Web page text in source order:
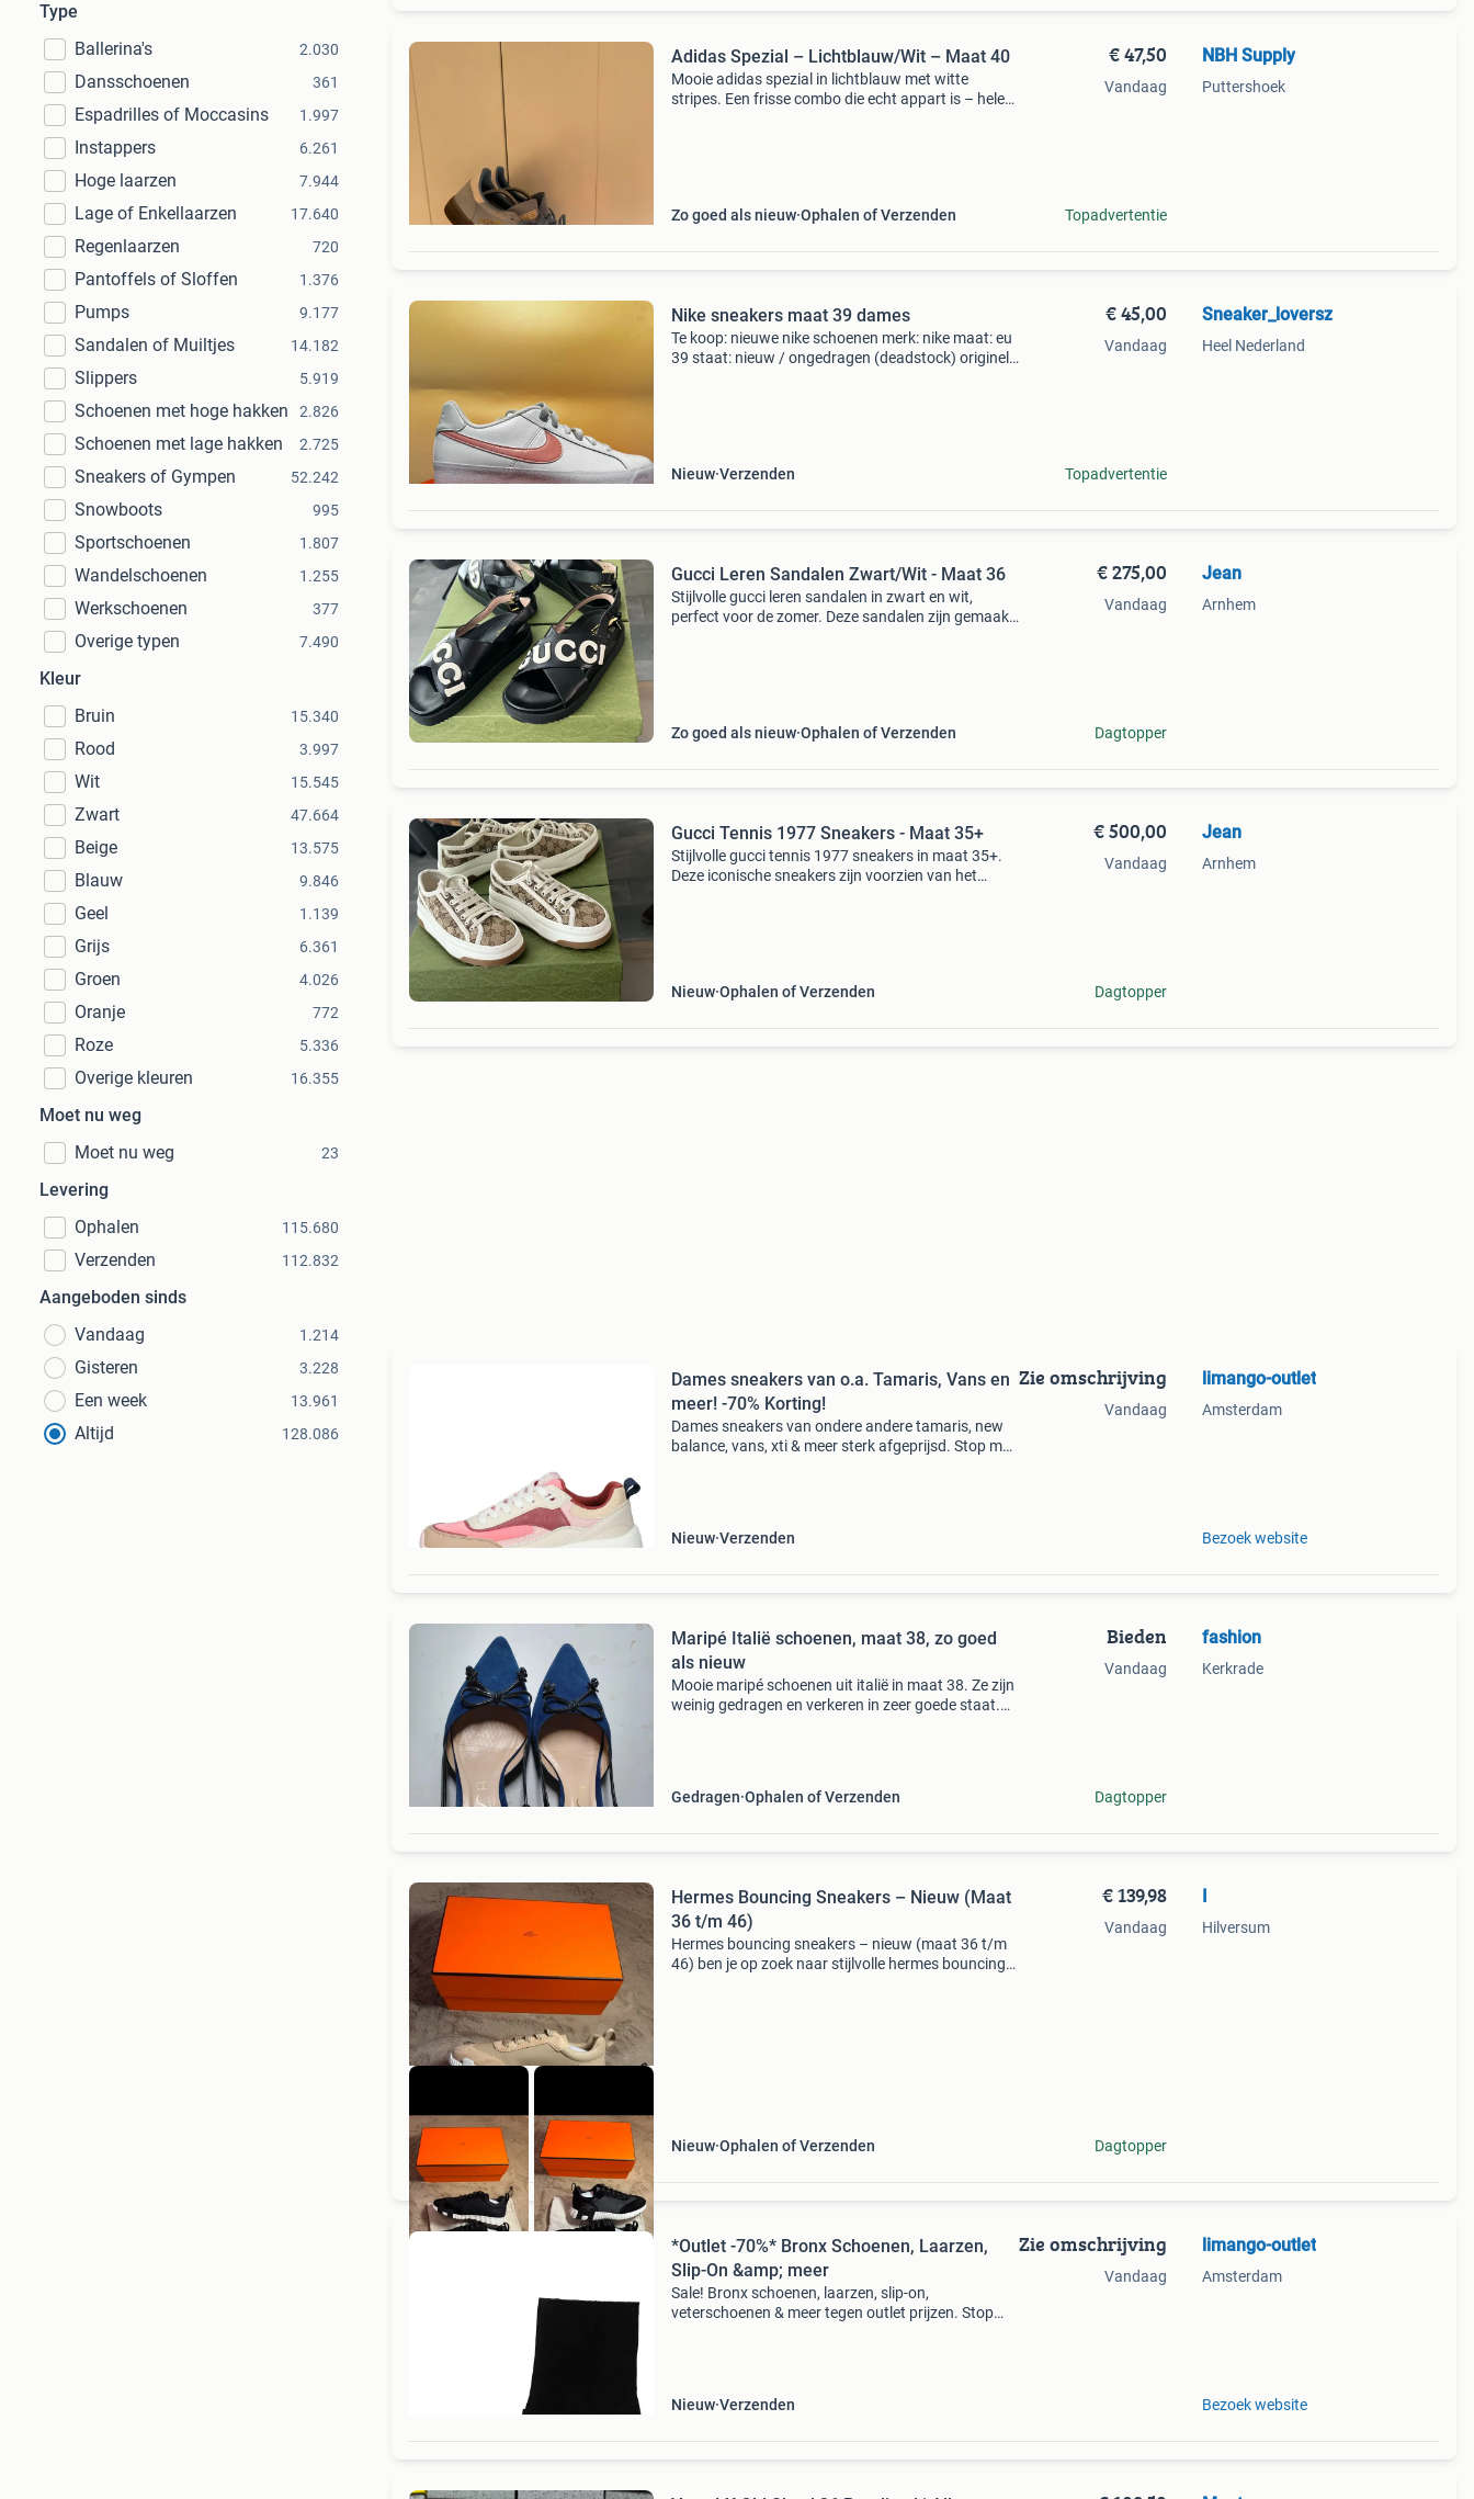
Type
Ballerina's
2.030
Dansschoenen 361
Espadrilles of Moccasins 1.997
Instappers 6.261
Hoge laarzen 7.944
Lage of Enkellaarzen 17.640
Regenlaarzen 720
Pantoffels of Sloffen 1.376
Pumps 9.177
Sandalen of Muiltjes 14.182
Slippers 5.919
Schoenen met hoge hakken 2.826
Schoenen met lage hakken 2.725
Sneakers of Gympen 52.242
Snowboots 995
Sportschoenen 1.807
Wandelschoenen 1.255
Werkschoenen 377
Overige typen 7.490
Kleur
Bruin
15.340
Rood 3.997
Wit 15.545
Zwart 47.664
Beige 13.575
Blauw 9.846
Geel 1.139
Grijs 6.361
Groen 4.026
Oranje 772
Roze 5.336
Overige kleuren 16.355
Moet nu weg
Moet nu weg
23
Levering
Ophalen
115.680
Verzenden 112.832
Aangeboden sinds
Vandaag
1.214
Gisteren 3.228
Een week 13.961
Altijd 128.086
Adidas Spezial – Lichtblauw/Wit – Maat 40
Mooie adidas spezial in lichtblauw met witte
stripes. Een frisse combo die echt appart is – hele
Zo goed als nieuw Ophalen of Verzenden
€ 47,50
Vandaag
Topadvertentie
NBH Supply
Puttershoek
Nike sneakers maat 39 dames
Te koop: nieuwe nike schoenen merk: nike maat: eu
39 staat: nieuw / ongedragen (deadstock) originele
Nieuw Verzenden
€ 45,00
Vandaag
Topadvertentie
Sneaker_loversz
Heel Nederland
Gucci Leren Sandalen Zwart/Wit - Maat 36
Stijlvolle gucci leren sandalen in zwart en wit,
perfect voor de zomer. Deze sandalen zijn gemaakt
Zo goed als nieuw Ophalen of Verzenden
€ 275,00
Vandaag
Dagtopper
Jean
Arnhem
Gucci Tennis 1977 Sneakers - Maat 35+
Stijlvolle gucci tennis 1977 sneakers in maat 35+.
Deze iconische sneakers zijn voorzien van het
Nieuw Ophalen of Verzenden
€ 500,00
Vandaag
Dagtopper
Jean
Arnhem
Dames sneakers van o.a. Tamaris, Vans en
meer! -70% Korting!
Dames sneakers van ondere andere tamaris, new
balance, vans, xti & meer sterk afgeprijsd. Stop met
Nieuw Verzenden
Zie omschrijving
Vandaag
limango-outlet
Amsterdam
Bezoek website
Maripé Italië schoenen, maat 38, zo goed
als nieuw
Mooie maripé schoenen uit italië in maat 38. Ze zijn
weinig gedragen en verkeren in zeer goede staat.
Gedragen Ophalen of Verzenden
Bieden
Vandaag
Dagtopper
fashion
Kerkrade
Hermes Bouncing Sneakers – Nieuw (Maat
36 t/m 46)
Hermes bouncing sneakers – nieuw (maat 36 t/m
46) ben je op zoek naar stijlvolle hermes bouncing
Nieuw Ophalen of Verzenden
€ 139,98
Vandaag
Dagtopper
I
Hilversum
*Outlet -70%* Bronx Schoenen, Laarzen,
Slip-On &amp; meer
Sale! Bronx schoenen, laarzen, slip-on,
veterschoenen & meer tegen outlet prijzen. Stop
Nieuw Verzenden
Zie omschrijving
Vandaag
limango-outlet
Amsterdam
Bezoek website